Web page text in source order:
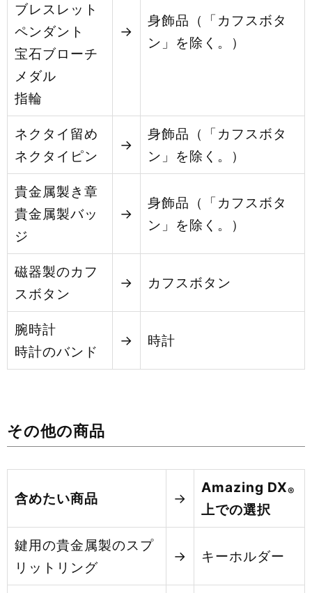
ブレスレット
ペンダント
宝石ブローチ
メダル
指輪
→
身飾品（「カフスボタ
ン」を除く。）
ネクタイ留め
ネクタイピン
→
身飾品（「カフスボタ
ン」を除く。）
貴金属製き章
貴金属製バッ
ジ
→
身飾品（「カフスボタ
ン」を除く。）
磁器製のカフ
スボタン
→ カフスボタン
腕時計
時計のバンド
→ 時計
その他の商品
含めたい商品 →
Amazing DX®
上での選択
鍵用の貴金属製のスプ
リットリング
→ キーホルダー